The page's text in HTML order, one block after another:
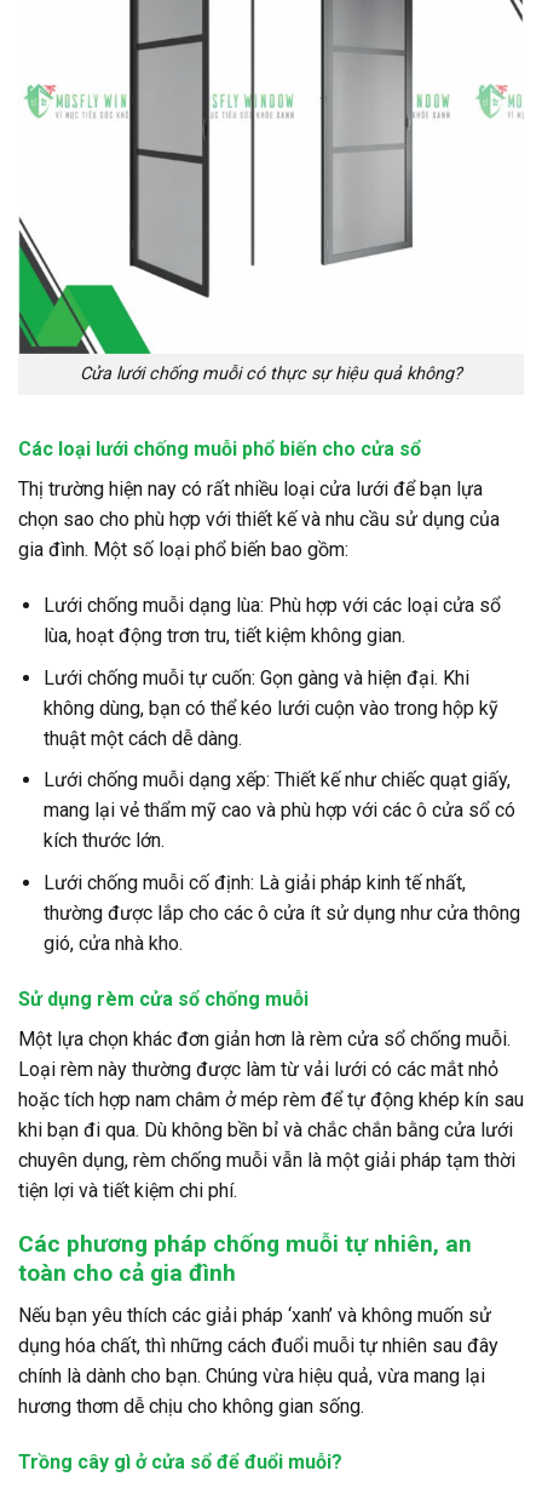
Cửa lưới chống muỗi có thực sự hiệu quả không?
Các loại lưới chống muỗi phổ biến cho cửa sổ
Thị trường hiện nay có rất nhiều loại cửa lưới để bạn lựa
chọn sao cho phù hợp với thiết kế và nhu cầu sử dụng của
gia đình. Một số loại phổ biến bao gồm:
Lưới chống muỗi dạng lùa: Phù hợp với các loại cửa sổ
lùa, hoạt động trơn tru, tiết kiệm không gian.
Lưới chống muỗi tự cuốn: Gọn gàng và hiện đại. Khi
không dùng, bạn có thể kéo lưới cuộn vào trong hộp kỹ
thuật một cách dễ dàng.
Lưới chống muỗi dạng xếp: Thiết kế như chiếc quạt giấy,
mang lại vẻ thẩm mỹ cao và phù hợp với các ô cửa sổ có
kích thước lớn.
Lưới chống muỗi cố định: Là giải pháp kinh tế nhất,
thường được lắp cho các ô cửa ít sử dụng như cửa thông
gió, cửa nhà kho.
Sử dụng rèm cửa sổ chống muỗi
Một lựa chọn khác đơn giản hơn là rèm cửa sổ chống muỗi.
Loại rèm này thường được làm từ vải lưới có các mắt nhỏ
hoặc tích hợp nam châm ở mép rèm để tự động khép kín sau
khi bạn đi qua. Dù không bền bỉ và chắc chắn bằng cửa lưới
chuyên dụng, rèm chống muỗi vẫn là một giải pháp tạm thời
tiện lợi và tiết kiệm chi phí.
Các phương pháp chống muỗi tự nhiên, an
toàn cho cả gia đình
Nếu bạn yêu thích các giải pháp ‘xanh’ và không muốn sử
dụng hóa chất, thì những cách đuổi muỗi tự nhiên sau đây
chính là dành cho bạn. Chúng vừa hiệu quả, vừa mang lại
hương thơm dễ chịu cho không gian sống.
Trồng cây gì ở cửa sổ để đuổi muỗi?